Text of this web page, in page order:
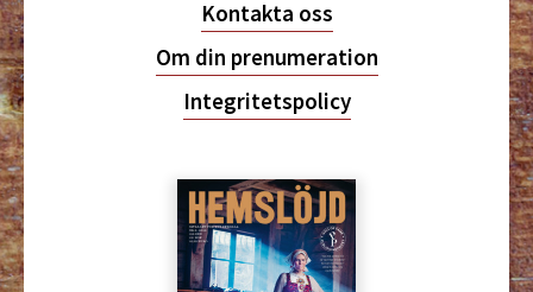
Kontakta oss
Om din prenumeration
Integritetspolicy